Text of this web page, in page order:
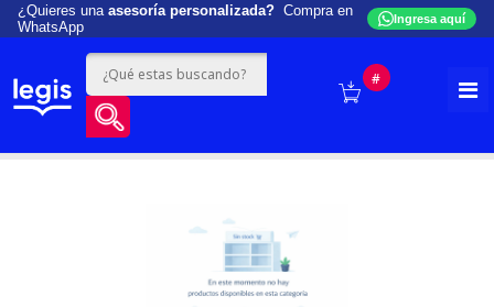
¿Quieres una asesoría personalizada? Compra en
WhatsApp
Ingresa aquí
#